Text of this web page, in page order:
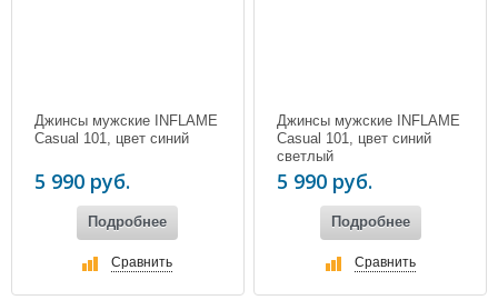
Джинсы мужские INFLAME
Casual 101, цвет синий
5 990 руб.
Подробнее
Сравнить
Джинсы мужские INFLAME
Casual 101, цвет синий
светлый
5 990 руб.
Подробнее
Сравнить